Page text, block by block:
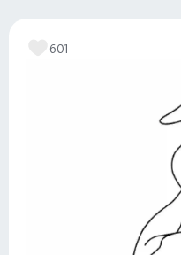
601